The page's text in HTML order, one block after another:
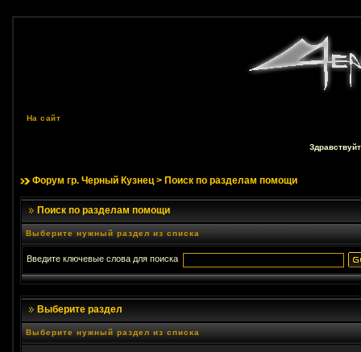
На сайт
Форум гр. Черный Кузнец> Поиск по разделам помощи
Поиск по разделам помощи
Выберите нужный раздел из списка
Введите ключевые слова для поиска
Выберите раздел
Выберите нужный раздел из списка